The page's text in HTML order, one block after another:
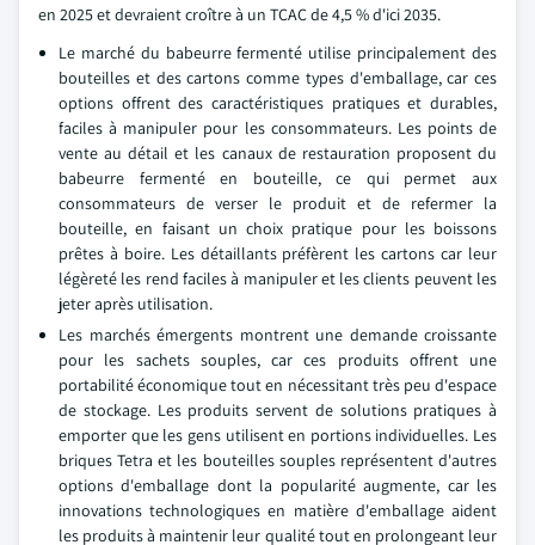
en 2025 et devraient croître à un TCAC de 4,5 % d'ici 2035.
Le marché du babeurre fermenté utilise principalement des
bouteilles et des cartons comme types d'emballage, car ces
options offrent des caractéristiques pratiques et durables,
faciles à manipuler pour les consommateurs. Les points de
vente au détail et les canaux de restauration proposent du
babeurre fermenté en bouteille, ce qui permet aux
consommateurs de verser le produit et de refermer la
bouteille, en faisant un choix pratique pour les boissons
prêtes à boire. Les détaillants préfèrent les cartons car leur
légèreté les rend faciles à manipuler et les clients peuvent les
jeter après utilisation.
Les marchés émergents montrent une demande croissante
pour les sachets souples, car ces produits offrent une
portabilité économique tout en nécessitant très peu d'espace
de stockage. Les produits servent de solutions pratiques à
emporter que les gens utilisent en portions individuelles. Les
briques Tetra et les bouteilles souples représentent d'autres
options d'emballage dont la popularité augmente, car les
innovations technologiques en matière d'emballage aident
les produits à maintenir leur qualité tout en prolongeant leur